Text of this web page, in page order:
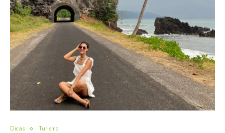
Dicas Turismo